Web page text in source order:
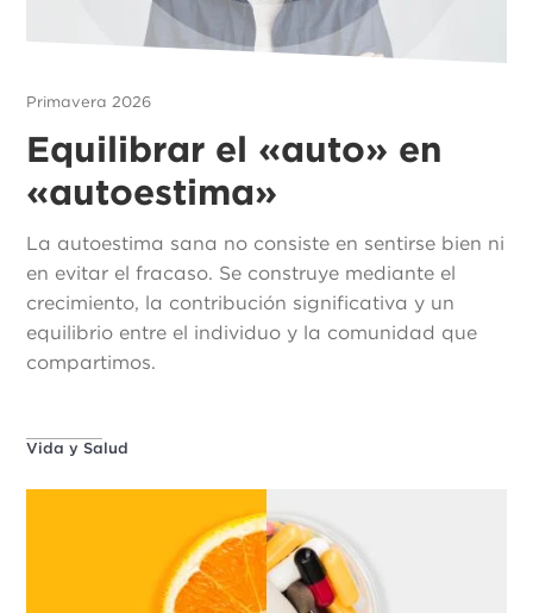
Primavera 2026
Equilibrar el «auto» en
«autoestima»
La autoestima sana no consiste en sentirse bien ni
en evitar el fracaso. Se construye mediante el
crecimiento, la contribución significativa y un
equilibrio entre el individuo y la comunidad que
compartimos.
Vida y Salud